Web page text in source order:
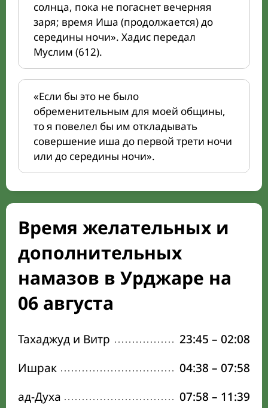
солнца, пока не погаснет вечерняя
заря; время Иша (продолжается) до
середины ночи». Хадис передал
Муслим (612).
«Если бы это не было
обременительным для моей общины,
то я повелел бы им откладывать
совершение иша до первой трети ночи
или до середины ночи».
Время желательных и
дополнительных
намазов в Урджаре на
06 августа
Тахаджуд и Витр 23:45 – 02:08
Ишрак
04:38 – 07:58
ад-Духа
07:58 – 11:39